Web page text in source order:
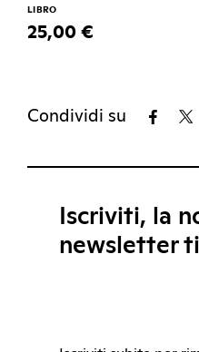
LIBRO
25,00 €
Condividi su
Iscriviti, la
newsletter